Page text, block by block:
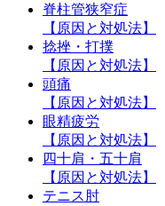
脊柱管狭窄症
【原因と対処法】
捻挫・打撲
【原因と対処法】
頭痛
【原因と対処法】
眼精疲労
【原因と対処法】
四十肩・五十肩
【原因と対処法】
テニス肘